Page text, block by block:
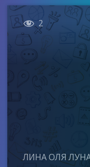
 2
ЛИНА ОЛЯ